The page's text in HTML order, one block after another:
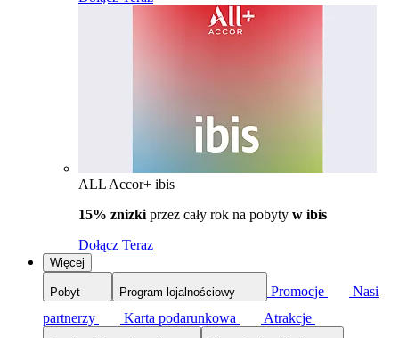
ALL Accor+ ibis
15% znizki przez cały rok na pobyty w ibis
Dołącz Teraz
Więcej
Pobyt Program lojalnościowy Promocje
Nasi
partnerzy
Karta podarunkowa Atrakcje